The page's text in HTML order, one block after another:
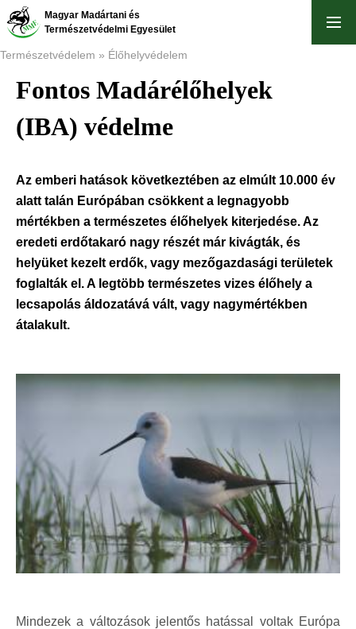
Ugrás
tartalomra
Magyar Madártani és
Természetvédelmi Egyesület
Morzsa
Természetvédelem Élőhelyvédelem
Fontos Madárélőhelyek
(IBA) védelme
Az emberi hatások következtében az elmúlt 10.000 év
alatt talán Európában csökkent a legnagyobb
mértékben a természetes élőhelyek kiterjedése. Az
eredeti erdőtakaró nagy részét már kivágták, és
helyüket kezelt erdők, vagy mezőgazdasági területek
foglalták el. A legtöbb természetes vizes élőhely a
lecsapolás áldozatává vált, vagy nagymértékben
átalakult.
Mindezek a változások jelentős hatással voltak Európa